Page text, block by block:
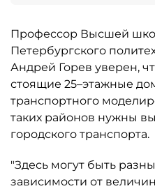
Профессор Высшей
Петербургского
Андрей Горев уверен,
стоящие 25–этажные
транспортного
таких районов нужны
городского транспорта.
"Здесь могут быть
зависимости от